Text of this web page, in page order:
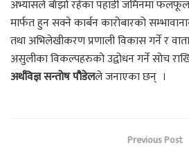
अभ्यासले बाँझो रहेका पहाडी जमिनमा फलफूल
मार्फत हुन सक्ने कार्बन कारोबारको
तथा अभिलेखीकरण प्रणाली विकास गर्ने र
असुलीका विकल्पहरुको उद्वोधन गर्ने सोच
अर्थविज्ञ सन्तोष पौडेलले जनाएका छन् ।
Previous Post